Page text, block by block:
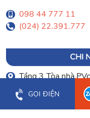
098 44 777 11
(024) 22.391.777
CHI
Tầng 3 Tòa nhà
Hòa Cường
0903 003 779
GỌI ĐIỆN